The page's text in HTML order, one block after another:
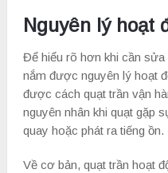
Nguyên lý hoạt
Để hiểu rõ hơn khi cần
nắm được nguyên lý hoạt
được cách quạt trần vận
nguyên nhân khi quạt gặp
quay hoặc phát ra tiếng ồn.
Về cơ bản, quạt trần hoạt